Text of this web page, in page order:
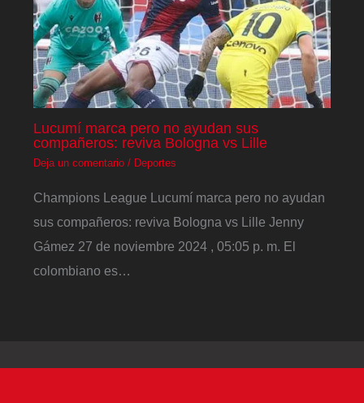
Lucumí marca pero no ayudan sus
compañeros: reviva Bologna vs Lille
Deja un comentario / Deportes
Champions League Lucumí marca pero no ayudan
sus compañeros: reviva Bologna vs Lille Jenny
Gámez 27 de noviembre 2024 , 05:05 p. m. El
colombiano es…